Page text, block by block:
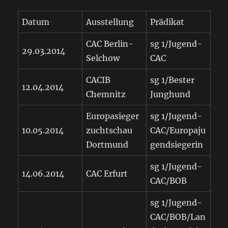
Datum Ausstellung Prädikat
29.03.2014
CAC Berlin-
Selchow
sg 1/Jugend-
CAC
12.04.2014
CACIB
Chemnitz
sg 1/Bester
Junghund
10.05.2014
Europasieger
zuchtschau
Dortmund
sg 1/Jugend-
CAC/Europaju
gendsiegerin
14.06.2014 CAC Erfurt
sg 1/Jugend-
CAC/BOB
sg 1/Jugend-
CAC/BOB/Lan